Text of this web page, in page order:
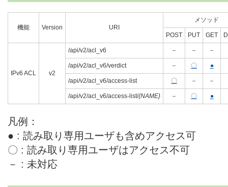
機能 Version URI
メソッド
POST PUT GET
IPv6 ACL v2
/api/v2/acl_v6 － － －
/api/v2/acl_v6/verdict － 〇 ●
/api/v2/acl_v6/access-list 〇 － －
/api/v2/acl_v6/access-list/{NAME} － 〇 ●
凡例：
● : 読み取り専用ユーザも含めアクセス可
〇 : 読み取り専用ユーザはアクセス不可
－ : 未対応